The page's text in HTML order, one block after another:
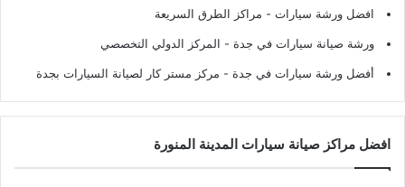
افضل ورشة سيارات - مراكز الطرق السريعة
ورشة صيانة سيارات في جدة - المركز الدولي التخصصي
أفضل ورشة سيارات في جدة - مركز مستر كار لصيانة السيارات بجدة
افضل مراكز صيانة سيارات المدينة المنورة